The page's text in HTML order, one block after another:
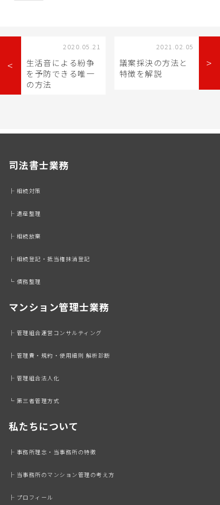
<
2020.05.21
生活音による紛争
を予防できる唯一
の方法
2021.02.05
議案採決の方法と
特徴を解説
>
司法書士業務
├ 相続対策
├ 遺産整理
├ 相続放棄
├ 相続登記・抵当権抹消登記
└ 債務整理
マンション管理士業務
├ 管理組合運営コンサルティング
├ 管理費・規約・使用細則 解析診断
├ 管理組合法人化
└ 第三者管理方式
私たちについて
├ 事務所理念・当事務所の特徴
├ 当事務所のマンション管理の考え方
├ プロフィール